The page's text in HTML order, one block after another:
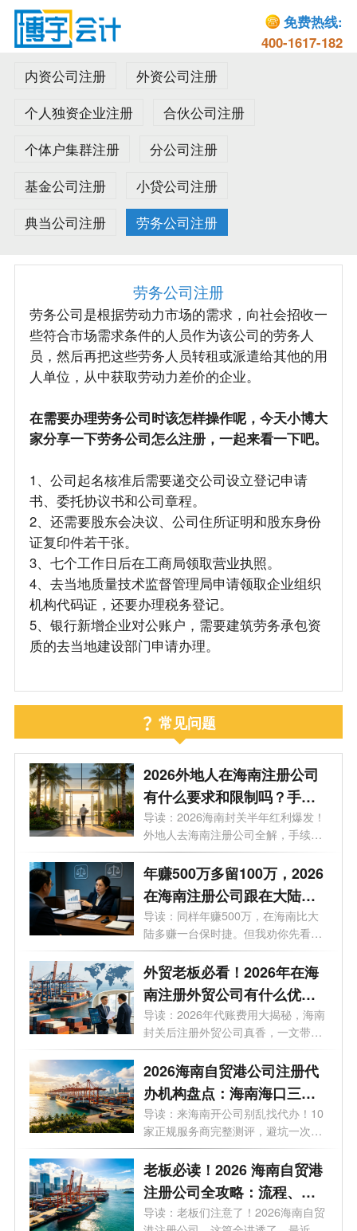
免费热线:
400-1617-182
内资公司注册
外资公司注册
个人独资企业注册
合伙公司注册
个体户集群注册
分公司注册
基金公司注册
小贷公司注册
典当公司注册
劳务公司注册
劳务公司注册
劳务公司是根据劳动力市场的需求，向社会招收一
些符合市场需求条件的人员作为该公司的劳务人
员，然后再把这些劳务人员转租或派遣给其他的用
人单位，从中获取劳动力差价的企业。
在需要办理劳务公司时该怎样操作呢，今天小博大
家分享一下劳务公司怎么注册，一起来看一下吧。
1、公司起名核准后需要递交公司设立登记申请
书、委托协议书和公司章程。
2、还需要股东会决议、公司住所证明和股东身份
证复印件若干张。
3、七个工作日后在工商局领取营业执照。
4、去当地质量技术监督管理局申请领取企业组织
机构代码证，还要办理税务登记。
5、银行新增企业对公账户，需要建筑劳务承包资
质的去当地建设部门申请办理。
常见问题
2026外地人在海南注册公司
有什么要求和限制吗？手
续、门槛、买房上学利弊等9
大问题一次性说透
导读：2026海南封关半年红利爆发！
外地人去海南注册公司全解，手续、
门槛...
年赚500万多留100万，2026
在海南注册公司跟在大陆注
册公司有什么区别？一文看
懂
导读：同样年赚500万，在海南比大
陆多赚一台保时捷。但我劝你先看完
这7个...
外贸老板必看！2026年在海
南注册外贸公司有什么优
势？外贸公司代理记账多少
钱一个月？
导读：2026年代账费用大揭秘，海南
封关后注册外贸公司真香，一文带你
了解...
2026海南自贸港公司注册代
办机构盘点：海南海口三亚
代办注册公司哪家好？
导读：来海南开公司别乱找代办！10
家正规服务商完整测评，避坑一次讲
清。...
老板必读！2026 海南自贸港
注册公司全攻略：流程、条
件、注册资金、地址、贸易
导读：老板们注意了！2026海南自贸